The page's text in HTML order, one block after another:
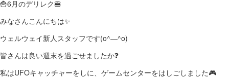
🍟6月のデリレク🍔
みなさんこんにちは✨
ウェルウェイ新人スタッフです(o^―^o)
皆さんは良い週末を過ごせましたか❓
私はUFOキャッチャーをしに、ゲームセンターをはしごしました🎮